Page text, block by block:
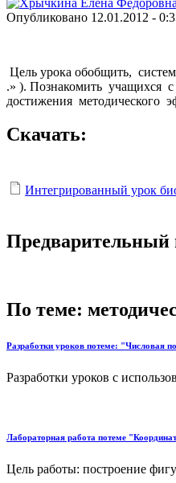
Опубликовано 12.01.2012 -
Цель урока обобщить,
.» ). Познакомить учащихся
достижения методического
Скачать:
Интегрированный урок
Предварительный
По теме:
Разработки уроков потеме: "Числовая
Разработки уроков с
Лабораторная работа потеме
Цель работы: построение